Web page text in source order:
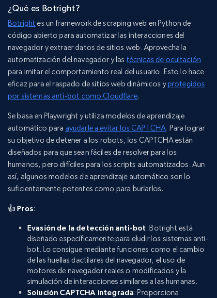
¿Qué es Botright?
Botright es un framework de scraping web en Python de
código abierto para automatizar las interacciones del
navegador y extraer datos de sitios web. Aprovecha la
automatización del navegador y las técnicas de ocultación
para imitar el comportamiento real del usuario. Esto lo hace
eficaz para el raspado de sitios web dinámicos yprotegidos
por sistemas anti-bot como Cloudflare.
Se basa en Playwright y utiliza modelos de aprendizaje
automático para ayudarle a evitar los CAPTCHA. Para lograr
su objetivo de detener a los robots, los CAPTCHA están
diseñados para que sean fáciles de resolver para los
humanos, pero difíciles para los scripts automatizados. Aun
así, algunos modelos de aprendizaje automático son lo
suficientemente potentes como para burlarlos.
👍 Pros:
Evasión de la detección anti-bot: Botright está
diseñado específicamente para eludir los sistemas anti-
bot. Lo consigue mediante funciones como el cambio
de las huellas dactilares del navegador, el uso de
motores de navegador reales o modificados y la
simulación de interacciones similares a las humanas.
Solución CAPTCHA integrada: Proporciona